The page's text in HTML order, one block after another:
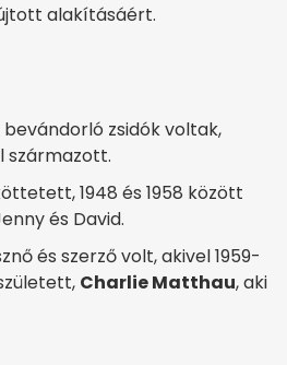
alakításáért.
bevándorló zsidók voltak,
származott.
1948 és 1958 között
és David.
és szerző volt, akivel 1959-
Charlie Matthau, aki